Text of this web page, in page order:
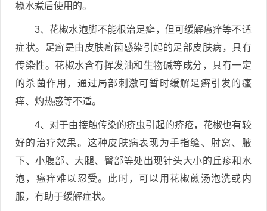
椒水煮后使用的。
3、花椒水泡脚不能根治足癣，但可缓解瘙痒等不适
症状。足癣是由皮肤癣菌感染引起的足部皮肤病，具有
传染性。花椒水含有挥发油和生物碱等成分，具有一定
的杀菌作用，通过局部刺激可暂时缓解足癣引发的瘙
痒、灼热感等不适。
4、对于由接触传染的疥虫引起的疥疮，花椒也有较
好的治疗效果。这种皮肤病表现为手指缝、肘窝、腋
下、小腹部、大腿、臀部等处出现针头大小的丘疹和水
泡，瘙痒难以忍受。此时，可以用花椒煎汤泡洗或内
服，有助于缓解症状。